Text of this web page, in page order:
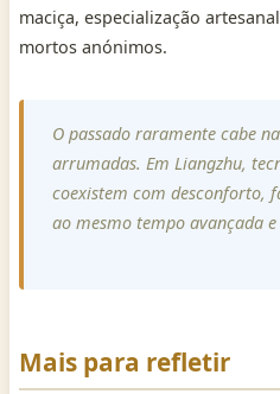
maciça, especialização
mortos anónimos.
O passado raramente cabe
arrumadas. Em Liangzhu,
coexistem com desconforto,
ao mesmo tempo avançada
Mais para refletir